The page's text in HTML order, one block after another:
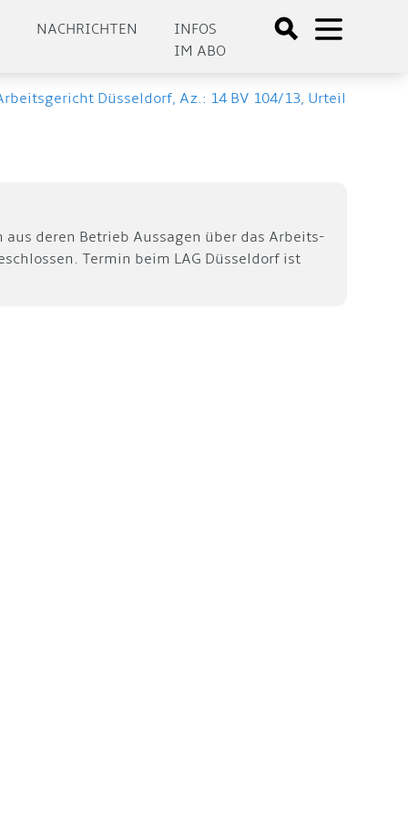
NACHRICHTEN
INFOS
IM ABO
Düsseldorf, Az.: 14 BV 104/13, Urteil
deren Betrieb Aussagen über das Arbeits-
Termin beim LAG Düsseldorf ist